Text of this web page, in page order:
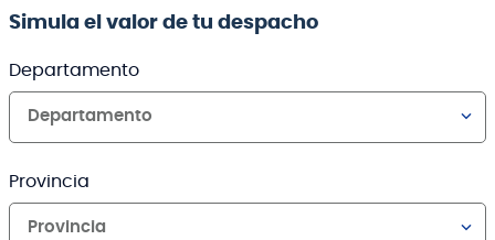
Simula el valor de tu despacho
Departamento
Departamento
Provincia
Provincia